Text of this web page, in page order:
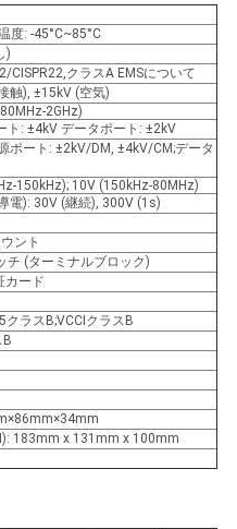
度: -45°C~85°C
)
CISPR22,クラスA EMSについて
触), ±15kV (空気)
2GHz)
ト: ±4kV データポート: ±2kV
ポート: ±2kV/DM, ±4kV/CM;データ
150kHz); 10V (150kHz-80MHz)
電): 30V (継続), 300V (1s)
ント
チ (ターミナルブロック)
カード
クラスB;VCCIクラスB
B
183mm x 131mm x 100mm